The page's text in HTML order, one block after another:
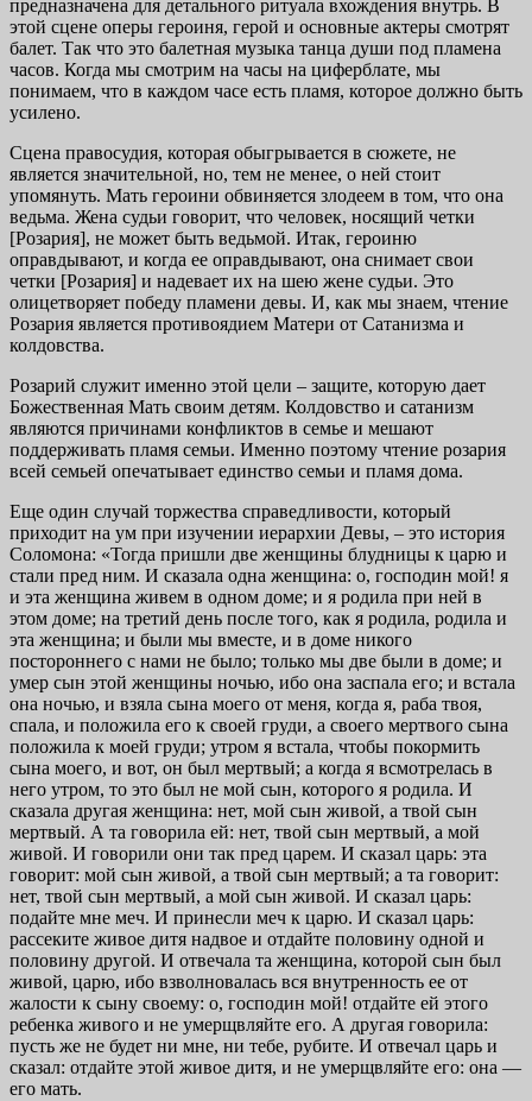
предназначена для детального ритуала вхождения внутрь. В
этой сцене оперы героиня, герой и основные актеры смотрят
балет. Так что это балетная музыка танца души под пламена
часов. Когда мы смотрим на часы на циферблате, мы
понимаем, что в каждом часе есть пламя, которое должно быть
усилено.
Сцена правосудия, которая обыгрывается в сюжете, не
является значительной, но, тем не менее, о ней стоит
упомянуть. Мать героини обвиняется злодеем в том, что она
ведьма. Жена судьи говорит, что человек, носящий четки
[Розария], не может быть ведьмой. Итак, героиню
оправдывают, и когда ее оправдывают, она снимает свои
четки [Розария] и надевает их на шею жене судьи. Это
олицетворяет победу пламени девы. И, как мы знаем, чтение
Розария является противоядием Матери от Сатанизма и
колдовства.
Розарий служит именно этой цели – защите, которую дает
Божественная Мать своим детям. Колдовство и сатанизм
являются причинами конфликтов в семье и мешают
поддерживать пламя семьи. Именно поэтому чтение розария
всей семьей опечатывает единство семьи и пламя дома.
Еще один случай торжества справедливости, который
приходит на ум при изучении иерархии Девы, – это история
Соломона: «Тогда пришли две женщины блудницы к царю и
стали пред ним. И сказала одна женщина: о, господин мой! я
и эта женщина живем в одном доме; и я родила при ней в
этом доме; на третий день после того, как я родила, родила и
эта женщина; и были мы вместе, и в доме никого
постороннего с нами не было; только мы две были в доме; и
умер сын этой женщины ночью, ибо она заспала его; и встала
она ночью, и взяла сына моего от меня, когда я, раба твоя,
спала, и положила его к своей груди, а своего мертвого сына
положила к моей груди; утром я встала, чтобы покормить
сына моего, и вот, он был мертвый; а когда я всмотрелась в
него утром, то это был не мой сын, которого я родила. И
сказала другая женщина: нет, мой сын живой, а твой сын
мертвый. А та говорила ей: нет, твой сын мертвый, а мой
живой. И говорили они так пред царем. И сказал царь: эта
говорит: мой сын живой, а твой сын мертвый; а та говорит:
нет, твой сын мертвый, а мой сын живой. И сказал царь:
подайте мне меч. И принесли меч к царю. И сказал царь:
рассеките живое дитя надвое и отдайте половину одной и
половину другой. И отвечала та женщина, которой сын был
живой, царю, ибо взволновалась вся внутренность ее от
жалости к сыну своему: о, господин мой! отдайте ей этого
ребенка живого и не умерщвляйте его. А другая говорила:
пусть же не будет ни мне, ни тебе, рубите. И отвечал царь и
сказал: отдайте этой живое дитя, и не умерщвляйте его: она —
его мать.